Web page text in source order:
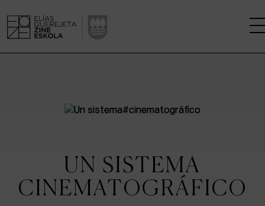
CENTRO DE INVESTIGACIÓN
KINOFABRIKAUN SISTEMA
CINEMATOGRÁFICO